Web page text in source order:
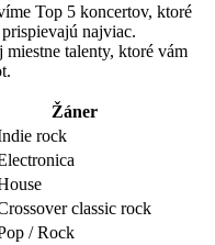
Top 5 koncertov, ktoré
najviac.
miestne talenty, ktoré vám
Žáner
rock
classic rock
/ Rock